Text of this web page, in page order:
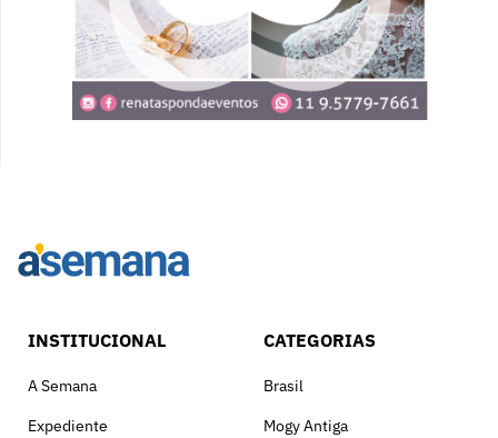
INSTITUCIONAL
A Semana
Expediente
CATEGORIAS
Brasil
Mogy Antiga